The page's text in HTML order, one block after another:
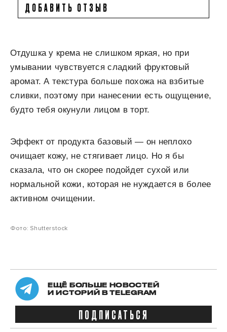
ДОБАВИТЬ ОТЗЫВ
Отдушка у крема не слишком яркая, но при
умывании чувствуется сладкий фруктовый
аромат. А текстура больше похожа на взбитые
сливки, поэтому при нанесении есть ощущение,
будто тебя окунули лицом в торт.
Эффект от продукта базовый — он неплохо
очищает кожу, не стягивает лицо. Но я бы
сказала, что он скорее подойдет сухой или
нормальной кожи, которая не нуждается в более
активном очищении.
Фото: Shutterstock
ЕЩЁ БОЛЬШЕ НОВОСТЕЙ
И ИСТОРИЙ В TELEGRAM
ПОДПИСАТЬСЯ